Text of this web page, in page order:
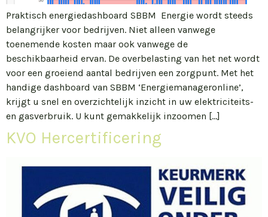
Praktisch energiedashboard SBBM Energie wordt steeds
belangrijker voor bedrijven. Niet alleen vanwege
toenemende kosten maar ook vanwege de
beschikbaarheid ervan. De overbelasting van het net wordt
voor een groeiend aantal bedrijven een zorgpunt. Met het
handige dashboard van SBBM ‘Energiemanageronline’,
krijgt u snel en overzichtelijk inzicht in uw elektriciteits-
en gasverbruik. U kunt gemakkelijk inzoomen […]
KVO Hercertificering